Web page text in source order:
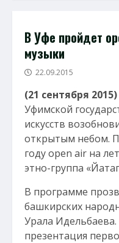
В Уфе пройдет
музыки
22.09.2015
(21 сентября 2015)
Уфимской
искусств
открытым небом.
году open air на
этно-группа
В программе
башкирских
Урала Идельбаева.
презентация